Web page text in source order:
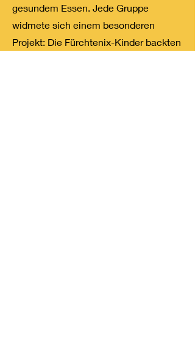
gesundem Essen. Jede Gruppe
widmete sich einem besonderen
Projekt: Die Fürchtenix-Kinder backten